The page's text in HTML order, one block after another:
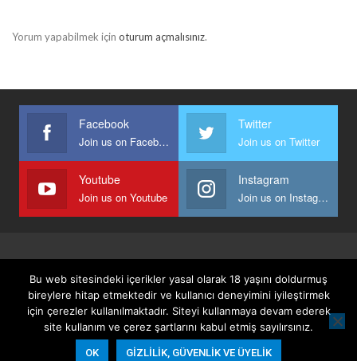
Yorum yapabilmek için oturum açmalısınız.
Facebook
Join us on Facebook
Twitter
Join us on Twitter
Youtube
Join us on Youtube
Instagram
Join us on Instagram
Gizlilik, Güvenlik Ve Üyelik Politikası
© 2026 - Keyifli Notlar. All Rights Reserved.
Website Design: BetterStudio
Bu web sitesindeki içerikler yasal olarak 18 yaşını doldurmuş
bireylere hitap etmektedir ve kullanıcı deneyimini iyileştirmek
için çerezler kullanılmaktadır. Siteyi kullanmaya devam ederek
site kullanım ve çerez şartlarını kabul etmiş sayılırsınız.
OK GIZLILIK, GÜVENLIK VE ÜYELIK